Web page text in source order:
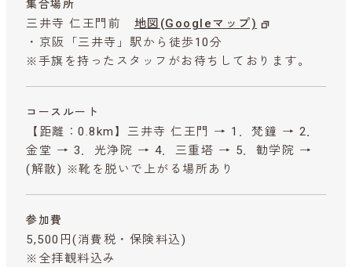
集合場所
三井寺 仁王門前 地図(Googleマップ)
・京阪「三井寺」駅から徒歩10分
※手旗を持ったスタッフがお待ちしております。
コースルート
【距離：0.8km】三井寺 仁王門 → 1．梵鐘 → 2．
金堂 → 3．光浄院 → 4．三重塔 → 5．勧学院 →
(解散) ※靴を脱いで上がる場所あり
参加費
5,500円 (消費税・保険料込)
※全拝観料込み